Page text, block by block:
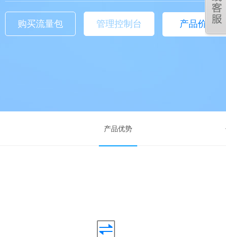
购买流量包 管理控制台 产品价格
产品优势